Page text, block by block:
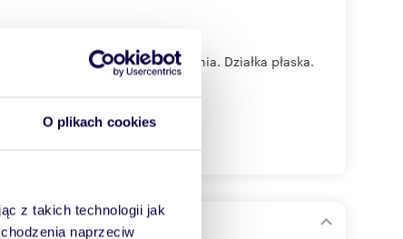
O plikach cookies
z takich technologii jak
naprzeciw
około 10 arów, do wydzielenia. Działka płaska.